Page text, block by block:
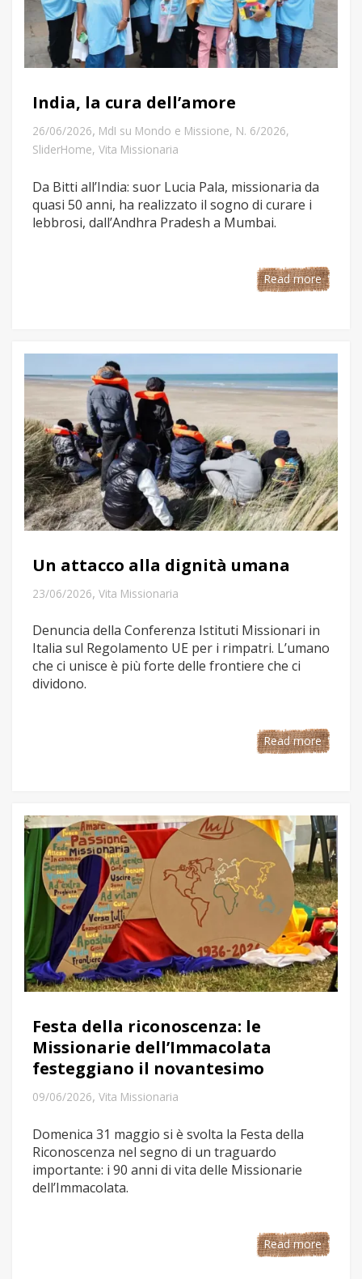
India, la cura dell’amore
26/06/2026, MdI su Mondo e Missione, N. 6/2026,
SliderHome, Vita Missionaria
Da Bitti all’India: suor Lucia Pala, missionaria da
quasi 50 anni, ha realizzato il sogno di curare i
lebbrosi, dall’Andhra Pradesh a Mumbai.
Read more
Un attacco alla dignità umana
23/06/2026, Vita Missionaria
Denuncia della Conferenza Istituti Missionari in
Italia sul Regolamento UE per i rimpatri. L’umano
che ci unisce è più forte delle frontiere che ci
dividono.
Read more
Festa della riconoscenza: le
Missionarie dell’Immacolata
festeggiano il novantesimo
09/06/2026, Vita Missionaria
Domenica 31 maggio si è svolta la Festa della
Riconoscenza nel segno di un traguardo
importante: i 90 anni di vita delle Missionarie
dell’Immacolata.
Read more